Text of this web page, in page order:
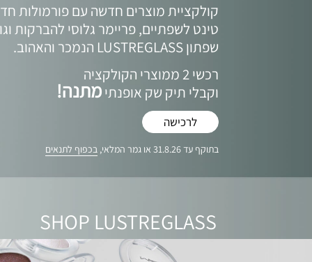
קולקציית מוצרים חדשה עם פורמולות
טינט לשפתיים, פריימר גלוסי להברקות
שפתון LUSTREGLASS הנמכר והאהוב.
רכשי 2 ממוצרי הקולקציה
וקבלי תיק ‭‬שק‭ ‬אופנתי
מתנה!
לרכישה
בתוקף עד 31.8.26 או גמר המלאי, בכפוף לתנאים
SHOP LUSTREGLASS